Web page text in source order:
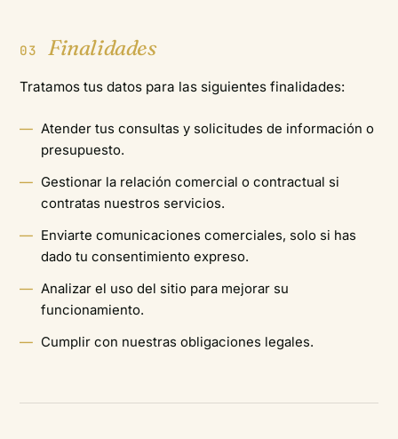
03 Finalidades
Tratamos tus datos para las siguientes finalidades:
Atender tus consultas y solicitudes de información o
presupuesto.
Gestionar la relación comercial o contractual si
contratas nuestros servicios.
Enviarte comunicaciones comerciales, solo si has
dado tu consentimiento expreso.
Analizar el uso del sitio para mejorar su
funcionamiento.
Cumplir con nuestras obligaciones legales.